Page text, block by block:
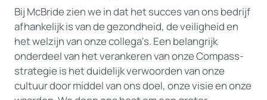
Bij McBride zien we in dat het succes van ons bedrijf
afhankelijk is van de gezondheid, de veiligheid en
het welzijn van onze collega's. Een belangrijk
onderdeel van het verankeren van onze Compass-
strategie is het duidelijk verwoorden van onze
cultuur door middel van ons doel, onze visie en onze